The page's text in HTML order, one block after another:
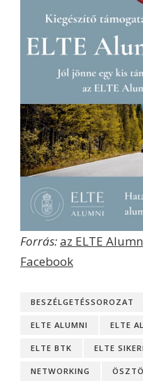
Forrás:az ELTE
Facebook
BESZÉLGETÉSSOROZAT
ELTE ALUMNI ELTE
ELTE BTK ELTE
NETWORKING